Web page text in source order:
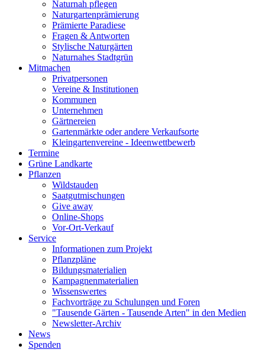
Naturnah pflegen
Naturgartenprämierung
Prämierte Paradiese
Fragen & Antworten
Stylische Naturgärten
Naturnahes Stadtgrün
Mitmachen
Privatpersonen
Vereine & Institutionen
Kommunen
Unternehmen
Gärtnereien
Gartenmärkte oder andere Verkaufsorte
Kleingartenvereine - Ideenwettbewerb
Termine
Grüne Landkarte
Pflanzen
Wildstauden
Saatgutmischungen
Give away
Online-Shops
Vor-Ort-Verkauf
Service
Informationen zum Projekt
Pflanzpläne
Bildungsmaterialien
Kampagnenmaterialien
Wissenswertes
Fachvorträge zu Schulungen und Foren
"Tausende Gärten - Tausende Arten" in den Medien
Newsletter-Archiv
News
Spenden